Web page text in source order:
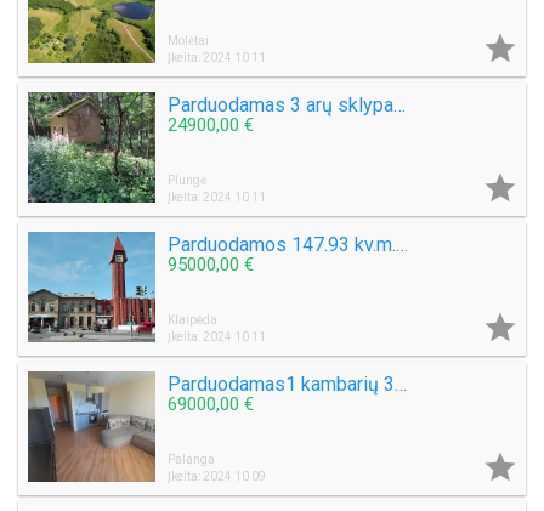
Molėtai
Įkelta: 2024 10 11

Parduodamas 3 arų sklypas šalia Platelių ežero. Plungės raj. Paplatelių k. Plokštinės g.
24900,00 €
Plungė
Įkelta: 2024 10 11

Parduodamos 147.93 kv.m. Kavinės - prekybinės patalpos Priestočio g.
95000,00 €
Klaipėda
Įkelta: 2024 10 11

Parduodamas1 kambarių 30 kv.m. Butas Mokyklos g. Su balkonu
69000,00 €
Palanga
Įkelta: 2024 10 09
